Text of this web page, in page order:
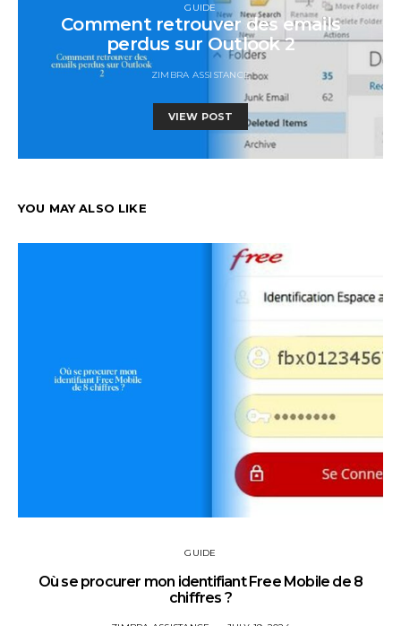
GUIDE
Comment retrouver des emails
perdus sur Outlook 2
ZIMBRA ASSISTANCE
VIEW POST
YOU MAY ALSO LIKE
GUIDE
Où se procurer mon identifiant Free Mobile de 8
chiffres ?